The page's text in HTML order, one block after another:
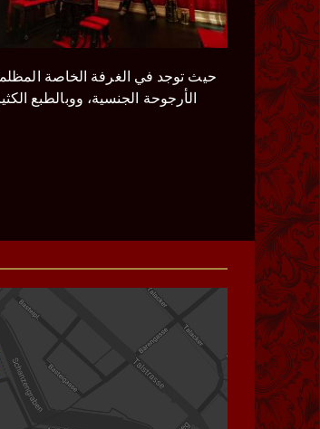
حيث توجد في الغرفة الخاصة
الأرجوحة الجنسية، ووبالطبع